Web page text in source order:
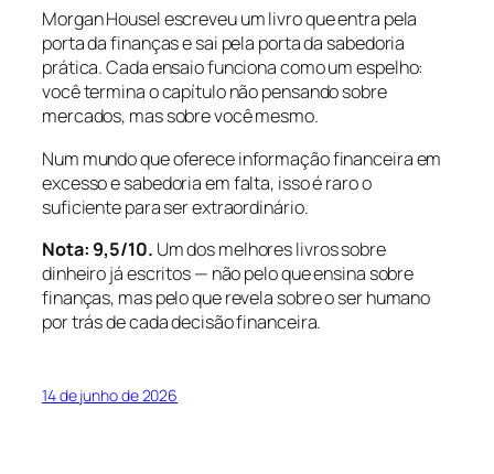
Morgan Housel escreveu um livro que entra pela
porta da finanças e sai pela porta da sabedoria
prática. Cada ensaio funciona como um espelho:
você termina o capítulo não pensando sobre
mercados, mas sobre você mesmo.
Num mundo que oferece informação financeira em
excesso e sabedoria em falta, isso é raro o
suficiente para ser extraordinário.
Nota: 9,5/10. Um dos melhores livros sobre
dinheiro já escritos — não pelo que ensina sobre
finanças, mas pelo que revela sobre o ser humano
por trás de cada decisão financeira.
14 de junho de 2026